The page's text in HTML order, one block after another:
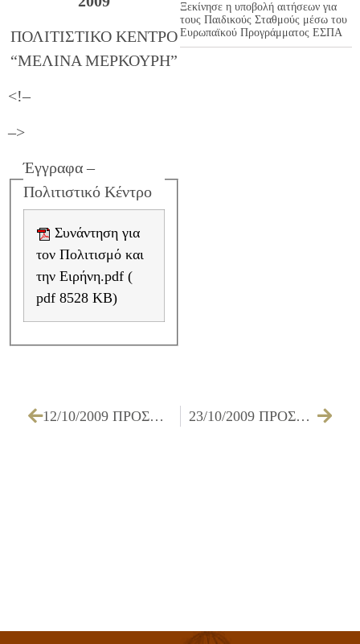
ΠΟΛΙΤΙΣΤΙΚΟ ΚΕΝΤΡΟ
“ΜΕΛΙΝΑ ΜΕΡΚΟΥΡΗ”
<!–
–>
Έγγραφα –
Πολιτιστικό Κέντρο
τον Πολιτισμό και
την Ειρήνη.pdf (
pdf 8528 KB)
Ξεκίνησε η υποβολή αιτήσεων για
τους Παιδικούς Σταθμούς μέσω του
Ευρωπαϊκού Προγράμματος ΕΣΠΑ
12/10/2009 ΠΡΟΣΚΛΗΣΗ ΔΗΜΟΤΙΚΟΥ ΣΥΜΒΟΥΛΙΟΥ ΓΙΑ ΤΗΝ 15/10/09 23/10/2009 ΠΡΟΣΚΛΗΣΗ ΔΗΜΟΤΙΚΟΥ ΣΥΜΒΟΥΛΙΟΥ ΓΙΑ ΤΗΝ 29/10/09